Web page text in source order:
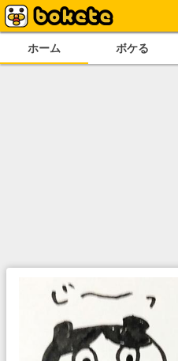
ホーム ボケる